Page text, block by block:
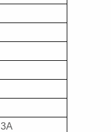
3A